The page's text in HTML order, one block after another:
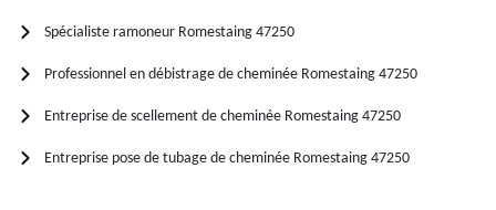
Spécialiste ramoneur Romestaing 47250
Professionnel en débistrage de cheminée Romestaing 47250
Entreprise de scellement de cheminée Romestaing 47250
Entreprise pose de tubage de cheminée Romestaing 47250